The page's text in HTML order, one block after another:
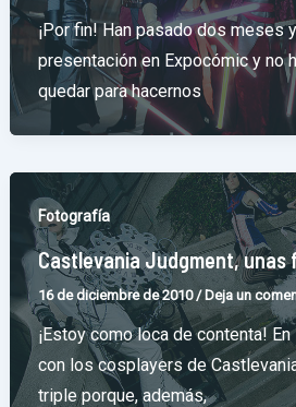
¡Por fin! Han pasado dos meses
presentación en Expocómic y no
quedar para hacernos
Fotografía
Castlevania Judgment, unas
16 de diciembre de 2010 / Deja un
¡Estoy como loca de contenta!
con los cosplayers de
triple porque, además,